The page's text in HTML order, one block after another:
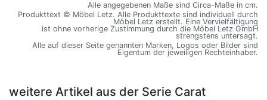
Alle angegebenen Maße sind Circa-Maße in cm.
Produkttext © Möbel Letz. Alle Produkttexte sind individuell durch
Möbel Letz erstellt. Eine Vervielfältigung
ist ohne vorherige Zustimmung durch die Möbel Letz GmbH
strengstens untersagt.
Alle auf dieser Seite genannten Marken, Logos oder Bilder sind
Eigentum der jeweiligen Rechteinhaber.
weitere Artikel aus der Serie Carat